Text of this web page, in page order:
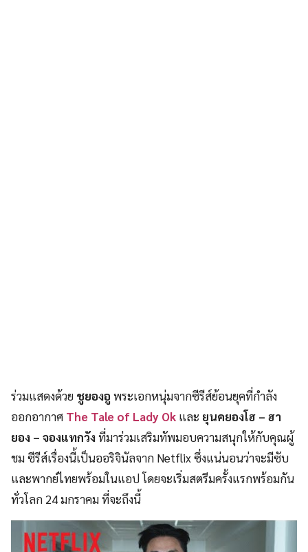
ร่วมแสดงด้วย ชูยองอู พระเอกหนุ่มจากซีรีส์ย้อนยุคที่กำลัง
ออกอากาศ The Tale of Lady Ok และ ยุนคยองโฮ – ฮา
ยอง – จองแทกวังที่มาร่วมเสริมทัพมอบความสนุกให้กับคุณผู้
ชม ซีรีส์เรื่องนี้เป็นออริจินัลจาก Netflix ซึ่งแน่นอนว่าจะมีซับ
และพากย์ไทยพร้อมในแอป โดยจะเริ่มสตรีมครั้งแรกพร้อมกัน
ทั่วโลก 24 มกราคม ที่จะถึงนี้